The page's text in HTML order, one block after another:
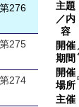
276
275
274
主題
／内
容
開催
期間
開催
場所
主催